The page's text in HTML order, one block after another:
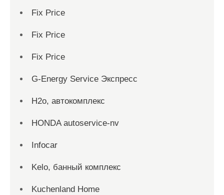
Fix Price
Fix Price
Fix Price
G-Energy Service Экспресс
H2о, автокомплекс
HONDA autoservice-nv
Infocar
Kelo, банный комплекс
Kuchenland Home